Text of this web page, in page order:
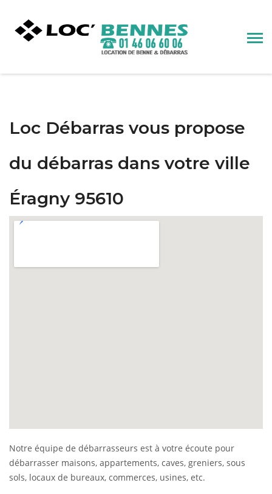
Loc Débarras vous propose
du débarras dans votre ville
Éragny 95610
Notre équipe de débarrasseurs est à votre écoute pour
débarrasser maisons, appartements, caves, greniers, sous
sols, locaux de bureaux, commerces, usines, etc.